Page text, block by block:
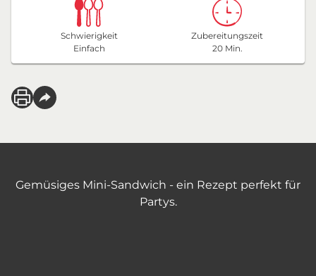
Schwierigkeit
Einfach
Zubereitungszeit
20 Min.
Gemüsiges Mini-Sandwich - ein Rezept perfekt für
Partys.